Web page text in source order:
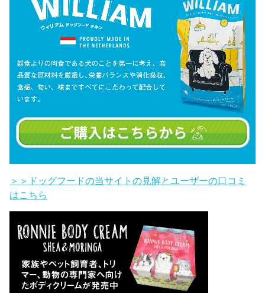
＞＞ドッグフードの当サイトの見解とユーザーの口コミ
はこちら